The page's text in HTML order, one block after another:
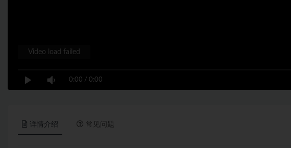
0:00 / 0:00
Video load failed
详情介绍 常见问题